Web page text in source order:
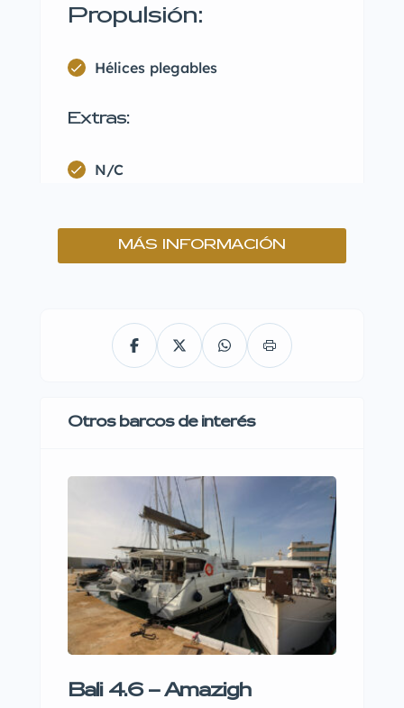
Propulsión:
Hélices plegables
Extras:
N/C
MÁS INFORMACIÓN
Otros barcos de interés
Bali 4.6 – Amazigh